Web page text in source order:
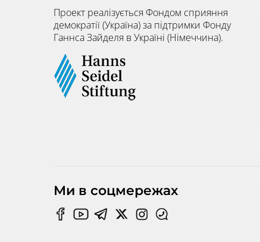
Проект реалізується Фондом сприяння
демократії (Україна) за підтримки Фонду
Ганнса Зайделя в Україні (Німеччина).
Ми в соцмережах